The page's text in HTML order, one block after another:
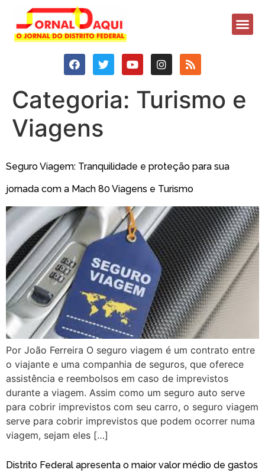
Categoria: Turismo e
Viagens
Seguro Viagem: Tranquilidade e proteção para sua
jornada com a Mach 80 Viagens e Turismo
Por João Ferreira O seguro viagem é um contrato entre
o viajante e uma companhia de seguros, que oferece
assistência e reembolsos em caso de imprevistos
durante a viagem. Assim como um seguro auto serve
para cobrir imprevistos com seu carro, o seguro viagem
serve para cobrir imprevistos que podem ocorrer numa
viagem, sejam eles […]
Distrito Federal apresenta o maior valor médio de gastos